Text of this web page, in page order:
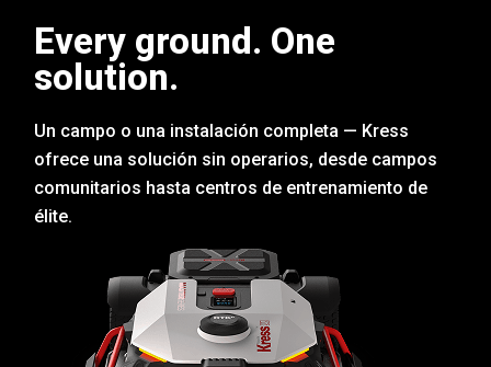
Every ground. One
solution.
Un campo o una instalación completa — Kress
ofrece una solución sin operarios, desde campos
comunitarios hasta centros de entrenamiento de
élite.